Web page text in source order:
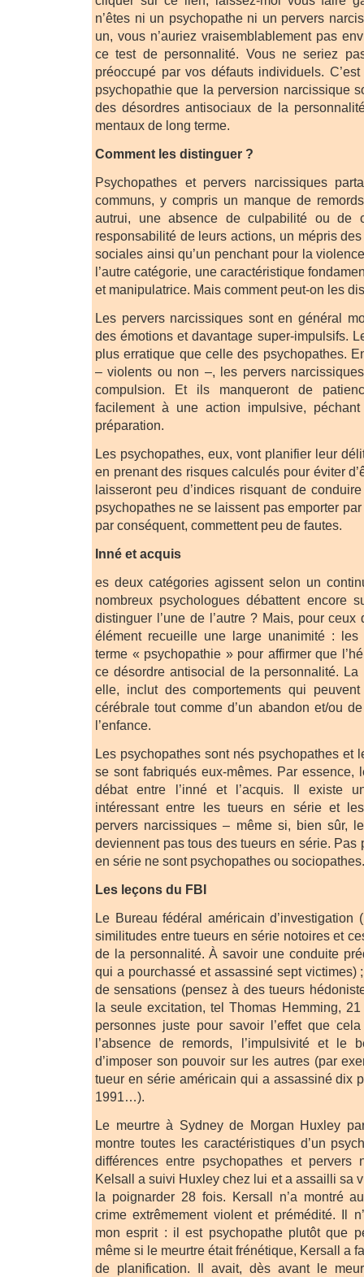
n’êtes ni un psychopathe ni un pervers
un, vous n’auriez vraisemblablement pas
ce test de personnalité. Vous ne seriez
préoccupé par vos défauts individuels.
psychopathie que la perversion narcissique
des désordres antisociaux de la
mentaux de long terme.
Comment les distinguer ?
Psychopathes et pervers narcissiques
communs, y compris un manque de
autrui, une absence de culpabilité ou de
responsabilité de leurs actions, un mépris
sociales ainsi qu’un penchant pour la
l’autre catégorie, une caractéristique
et manipulatrice. Mais comment peut-on les
Les pervers narcissiques sont en général
des émotions et davantage super-impulsifs.
plus erratique que celle des psychopathes.
– violents ou non –, les pervers
compulsion. Et ils manqueront de
facilement à une action impulsive,
préparation.
Les psychopathes, eux, vont planifier leur
en prenant des risques calculés pour éviter
laisseront peu d’indices risquant de
psychopathes ne se laissent pas emporter
par conséquent, commettent peu de fautes.
Inné et acquis
es deux catégories agissent selon un
nombreux psychologues débattent encore
distinguer l’une de l’autre ? Mais, pour
élément recueille une large unanimité : les
terme « psychopathie » pour affirmer que
ce désordre antisocial de la personnalité. La
elle, inclut des comportements qui peuvent
cérébrale tout comme d’un abandon et/ou
l’enfance.
Les psychopathes sont nés psychopathes et
se sont fabriqués eux-mêmes. Par essence,
débat entre l’inné et l’acquis. Il existe
intéressant entre les tueurs en série et
pervers narcissiques – même si, bien sûr,
deviennent pas tous des tueurs en série. Pas
en série ne sont psychopathes ou sociopathes.
Les leçons du FBI
Le Bureau fédéral américain d’investigation
similitudes entre tueurs en série notoires et
de la personnalité. À savoir une conduite
qui a pourchassé et assassiné sept victimes)
de sensations (pensez à des tueurs
la seule excitation, tel Thomas Hemming,
personnes juste pour savoir l’effet que
l’absence de remords, l’impulsivité et le
d’imposer son pouvoir sur les autres (par
tueur en série américain qui a assassiné dix
1991…).
Le meurtre à Sydney de Morgan Huxley
montre toutes les caractéristiques d’un
différences entre psychopathes et pervers
Kelsall a suivi Huxley chez lui et a assailli sa
la poignarder 28 fois. Kersall n’a montré
crime extrêmement violent et prémédité. Il
mon esprit : il est psychopathe plutôt que
même si le meurtre était frénétique, Kersall a
de planification. Il avait, dès avant le